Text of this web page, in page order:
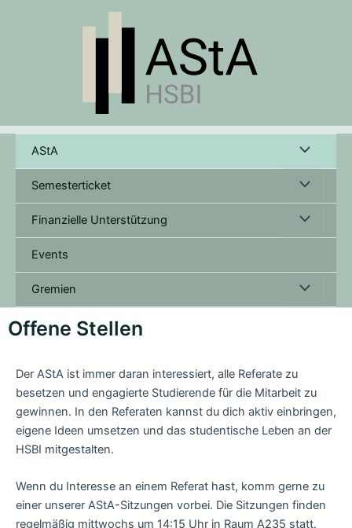
AStA Menu
Toggle
Semesterticket Menu
Toggle
Finanzielle Unterstützung Menu
Events
Gremien Menu
Offene Stellen
Der AStA ist immer daran interessiert, alle Referate zu
besetzen und engagierte Studierende für die Mitarbeit zu
gewinnen. In den Referaten kannst du dich aktiv einbringen,
eigene Ideen umsetzen und das studentische Leben an der
HSBI mitgestalten.
Wenn du Interesse an einem Referat hast, komm gerne zu
einer unserer AStA-Sitzungen vorbei. Die Sitzungen finden
regelmäßig mittwochs um 14:15 Uhr in Raum A235 statt.